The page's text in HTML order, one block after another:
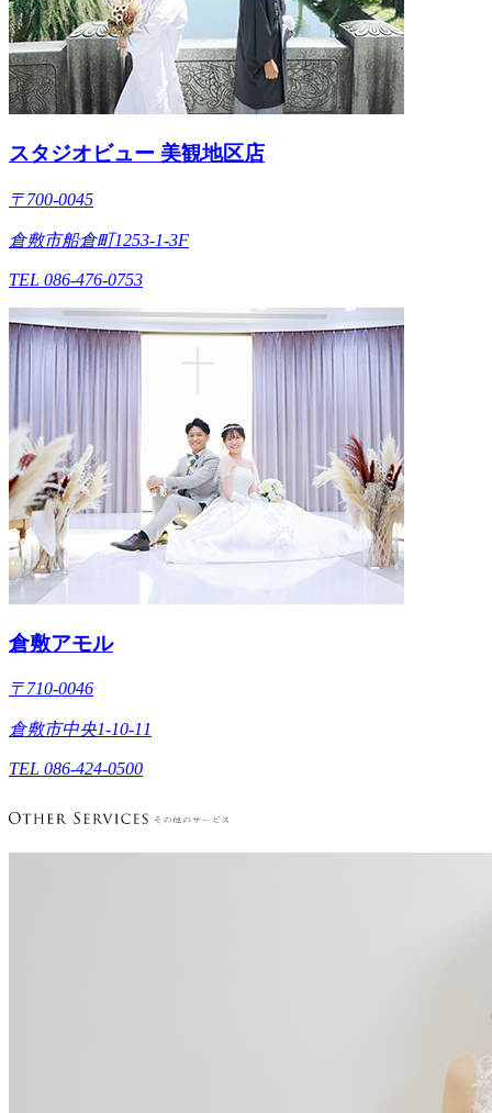
スタジオビュー 美観地区店
〒700-0045
倉敷市船倉町1253-1-3F
TEL 086-476-0753
倉敷アモル
〒710-0046
倉敷市中央1-10-11
TEL 086-424-0500